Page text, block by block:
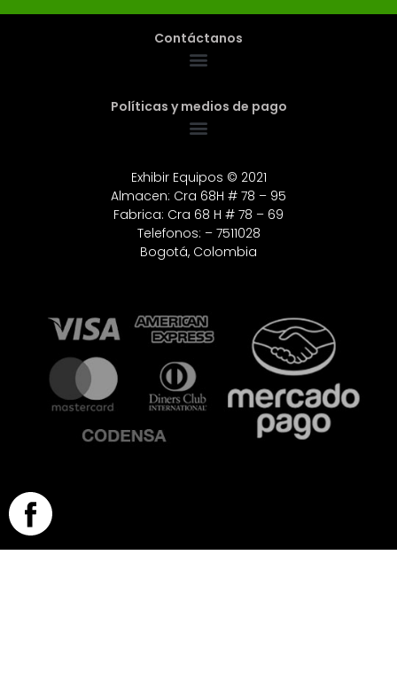
Contáctanos
Políticas y medios de pago
Exhibir Equipos © 2021
Almacen: Cra 68H # 78 – 95
Fabrica: Cra 68 H # 78 – 69
Telefonos: – 7511028
Bogotá, Colombia